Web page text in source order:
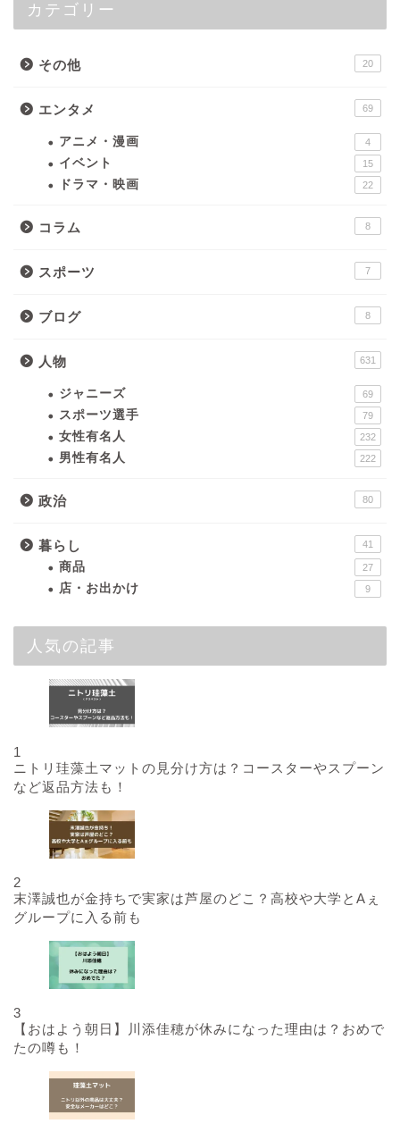
カテゴリー
その他 20
エンタメ 69
アニメ・漫画 4
イベント 15
ドラマ・映画 22
コラム 8
スポーツ 7
ブログ 8
人物 631
ジャニーズ 69
スポーツ選手 79
女性有名人 232
男性有名人 222
政治 80
暮らし 41
商品 27
店・お出かけ 9
人気の記事
1
ニトリ珪藻土マットの見分け方は？コースターやスプーン
など返品方法も！
2
末澤誠也が金持ちで実家は芦屋のどこ？高校や大学とAぇ
グループに入る前も
3
【おはよう朝日】川添佳穂が休みになった理由は？おめで
たの噂も！